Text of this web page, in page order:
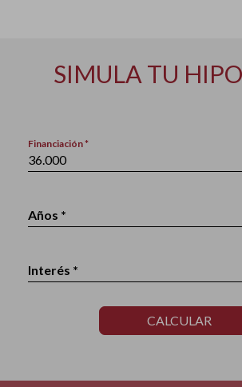
SIMULA TU
Financiación *
Años *
Interés *
CALCULAR